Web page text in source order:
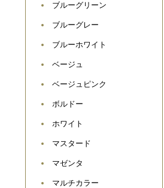
ブルーグリーン
ブルーグレー
ブルーホワイト
ベージュ
ベージュピンク
ボルドー
ホワイト
マスタード
マゼンタ
マルチカラー